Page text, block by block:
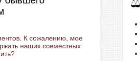
К сожалению, мое
наших совместных